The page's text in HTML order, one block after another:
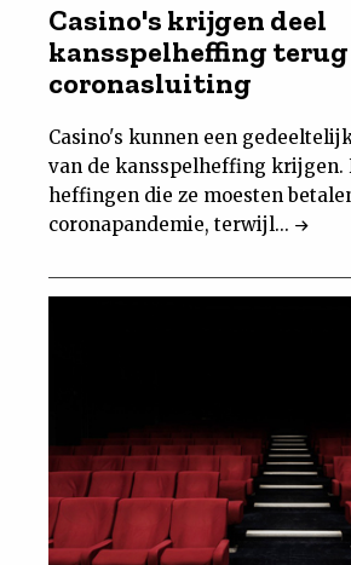
Casino's krijgen deel
kansspelheffing terug
coronasluiting
Casino's kunnen een
van de kansspelheffing krijgen.
heffingen die ze moesten
coronapandemie, terwijl...